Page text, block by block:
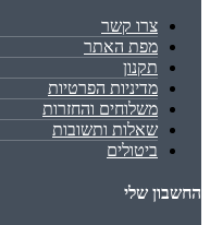
צרו קשר
מפת האתר
תקנון
מדיניות הפרטיות
משלוחים והחזרות
שאלות ותשובות
ביטולים
החשבון שלי